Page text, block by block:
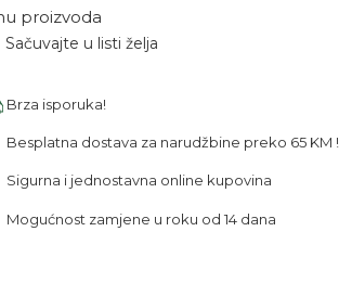
proizvoda
Sačuvajte u listi želja
Brza isporuka!
Besplatna dostava za narudžbine preko 65 KM !
Sigurna i jednostavna online kupovina
Mogućnost zamjene u roku od 14 dana